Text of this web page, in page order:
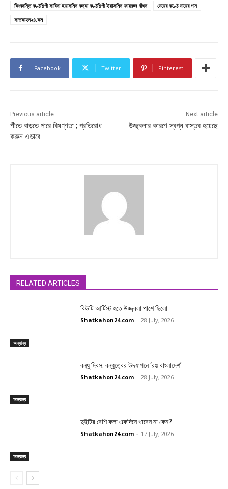
কিংবদন্তি কণ্ঠশিল্পী সাবিনা ইয়াসমিন কন‍্যা কণ্ঠশিল্পী ইয়াসমিন ফায়রুজ বাঁধন
মেয়ের কণ্ঠে মায়ের গান
সাতকাহন২৪.কম
Facebook Twitter Pinterest
Previous article
শীতে বাড়তে পারে বিষণ্ণতা ; প্রতিরোধ
করুন এভাবে
Next article
উজ্জ্বলার কারণে স্বপ্ন বাস্তব হয়েছে
RELATED ARTICLES
অন্যান্য
বিউটি আর্টিস্ট হতে উজ্জ্বলা পাশে ছিলো
Shatkahon24.com - 28 July, 2026
অন্যান্য
বন্ধু দিবস: বন্ধুত্বের উদযাপনে ‘রঙ বাংলাদেশ’
Shatkahon24.com - 28 July, 2026
অন্যান্য
দুইটির বেশি কলা একদিনে খাবেন না কেন?
Shatkahon24.com - 17 July, 2026